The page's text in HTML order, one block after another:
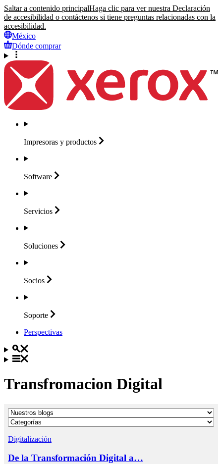
Saltar a contenido principalHaga clic para ver nuestra Declaración
de accesibilidad o contáctenos si tiene preguntas relacionadas con la
accesibilidad.
México
Dónde comprar
Impresoras y productos
Software
Servicios
Soluciones
Socios
Soporte
Perspectivas
Transfromacion Digital
Digitalización
De la Transformación Digital a…